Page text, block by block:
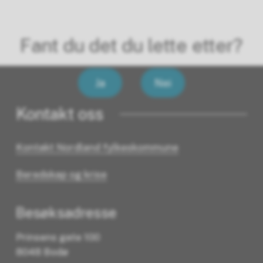
Fant du det du lette etter?
Ja Nei
Kontakt oss
Kontakt Nordland fylkeskommune
Beredskap og krise
Besøksadresse
Prinsens gate 100
8048 Bodø